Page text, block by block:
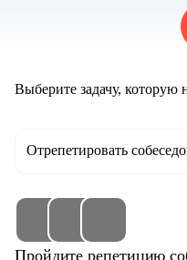
Выберите задачу, которую
Отрепетировать
Пройдите репетицию